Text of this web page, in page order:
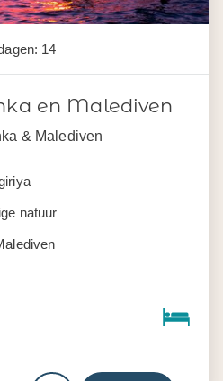
14
en Malediven
& Malediven
natuur